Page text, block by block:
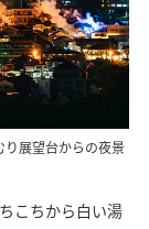
り展望台からの夜景
こちから白い湯